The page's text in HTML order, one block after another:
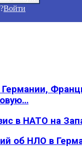
Войти
Германии,
в НАТО на
об НЛО в